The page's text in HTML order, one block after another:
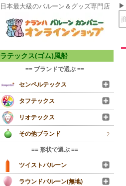
日本最大級のバルーン＆グッズ専門店
ラテックス(ゴム)風船
== ブランドで選ぶ ==
センペルテックス
タフテックス
リオテックス
その他ブランド
2
== 形状で選ぶ ==
ツイストバルーン
ラウンドバルーン(無地)